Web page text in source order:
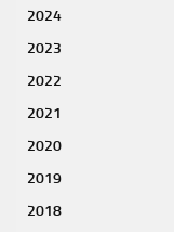
2024
2023
2022
2021
2020
2019
2018